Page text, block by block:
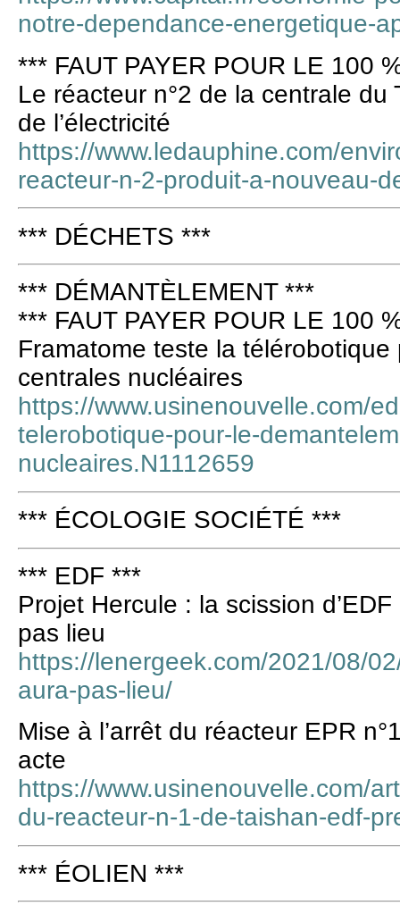
notre-dependance-energetique-
*** FAUT PAYER POUR LE 100
Le réacteur n°2 de la centrale
de l’électricité
https://www.ledauphine.com/
reacteur-n-2-produit-a-nouveau-
*** DÉCHETS ***
*** DÉMANTÈLEMENT ***
*** FAUT PAYER POUR LE 100
Framatome teste la
centrales nucléaires
https://www.usinenouvelle.com/
telerobotique-pour-le-
nucleaires.N1112659
*** ÉCOLOGIE SOCIÉTÉ ***
*** EDF ***
Projet Hercule : la scission
pas lieu
https://lenergeek.com/2021/08/
aura-pas-lieu/
Mise à l’arrêt du réacteur EPR
acte
https://www.usinenouvelle.com/
du-reacteur-n-1-de-taishan-edf-
*** ÉOLIEN ***